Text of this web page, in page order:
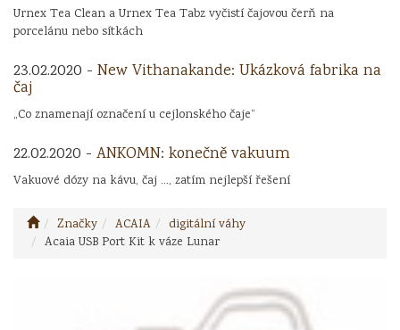
Urnex Tea Clean a Urnex Tea Tabz vyčistí čajovou čerň na
porcelánu nebo sítkách
23.02.2020 - New Vithanakande: Ukázková fabrika na
čaj
„Co znamenají označení u cejlonského čaje“
22.02.2020 - ANKOMN: konečně vakuum
Vakuové dózy na kávu, čaj ..., zatím nejlepší řešení
Značky ACAIA
digitální váhy
Acaia USB Port Kit k váze Lunar